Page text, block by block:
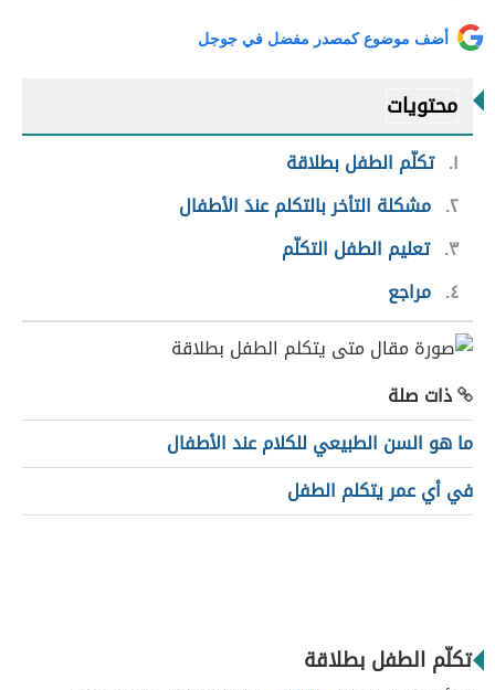
أضف موضوع كمصدر مفضل في جوجل
محتويات
١ تكلّم الطفل بطلاقة
٢ مشكلة التأخر بالتكلم عندَ الأطفال
٣ تعليم الطفل التكلّم
٤ مراجع
ذات صلة
ما هو السن الطبيعي للكلام عند الأطفال
في أي عمر يتكلم الطفل
تكلّم الطفل بطلاقة